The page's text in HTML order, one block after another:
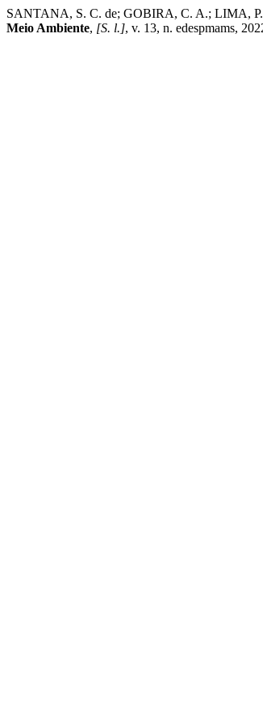
SANTANA, S. C. de; GOBIRA, C. A.; LIMA,
Meio Ambiente, [S. l.], v. 13, n. edespmams,